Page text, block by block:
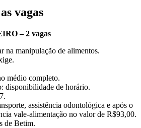
vagas
– 2 vagas
na manipulação de alimentos.
médio completo.
disponibilidade de horário.
assistência odontológica e após o
vale-alimentação no valor de R$93,00.
de Betim.